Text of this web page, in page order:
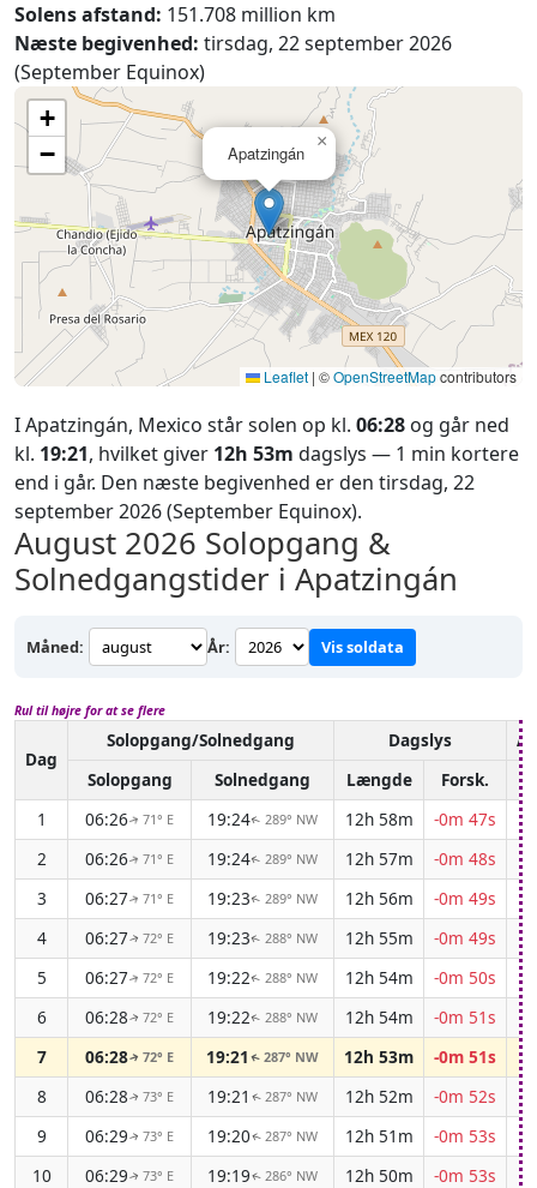
Solens afstand: 151.708 million km
Næste begivenhed: tirsdag, 22 september 2026
(September Equinox)
Apatzingán
×
+
−
Leaflet | ©OpenStreetMapcontributors
I Apatzingán, Mexico står solen op kl. 06:28 og går ned
kl. 19:21, hvilket giver 12h 53m dagslys — 1 min kortere
end i går. Den næste begivenhed er den tirsdag, 22
september 2026 (September Equinox).
August 2026 Solopgang &
Solnedgangstider i Apatzingán
Måned: År: Vis soldata
Rul til højre for at se flere
Dag
Solopgang/Solnedgang Dagslys
Solopgang
Solnedgang Længde
Forsk.
1
06:26↑71° E 19:24↑ 289° NW 12h 58m -0m 47s
2
06:26↑71° E 19:24↑ 289° NW 12h 57m -0m 48s
3
06:27↑71° E 19:23↑ 289° NW 12h 56m -0m 49s
4
06:27↑72° E 19:23↑ 288° NW 12h 55m -0m 49s
5
06:27↑72° E 19:22↑ 288° NW 12h 54m -0m 50s
6
06:28↑72° E 19:22↑ 288° NW 12h 54m -0m 51s
7
06:28↑72° E 19:21 ↑287° NW 12h 53m -0m 51s
8
06:28↑73° E 19:21 ↑ 287° NW 12h 52m -0m 52s
9
06:29↑73° E 19:20↑ 287° NW 12h 51m -0m 53s
10
06:29↑73° E 19:19↑ 286° NW 12h 50m -0m 53s